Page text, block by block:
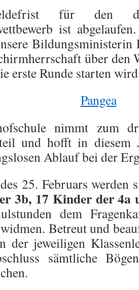
für den
ist
Bildungsministerin
über den
erste Runde starten
nimmt zum
und hofft in diesem
Ablauf bei der
25. Februars werden
3b, 17 Kinder der 4a
dem
Betreut und
der jeweiligen
sämtliche